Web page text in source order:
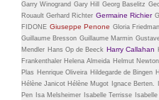
Garry Winogrand Gary Hill Georg Baselitz
Rouault Gerhard Richter Germaine Richier
FIDONE Giuseppe Penone Gloria
Guillaume Bresson Guillaume Marmin
Mendler Hans Op de Beeck Harry Callahan
Frankenthaler Helena Almeida Helmut Newton
Plas Henrique Oliveira Hildegarde de Bingen
Hélène Janicot Hélène Mugot Ignace Berten.
Pen
Isa Melsheimer Isabelle Terrisse